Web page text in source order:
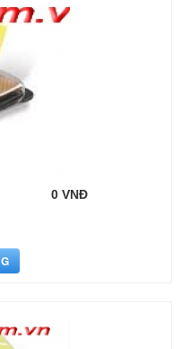
0 VNĐ